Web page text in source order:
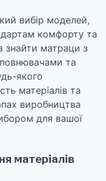
вибір моделей,
комфорту та
знайти матраци з
та
якого
матеріалів та
виробництва
для вашої
матеріалів